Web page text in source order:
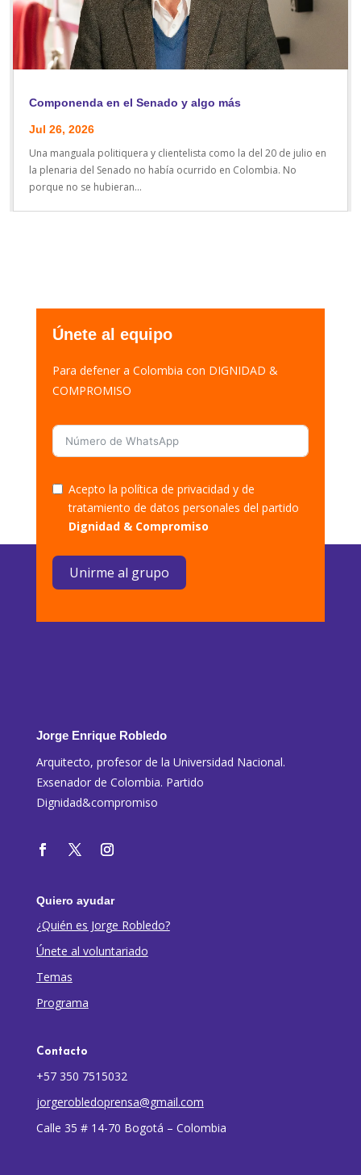
Componenda en el Senado y algo más
Jul 26, 2026
Una manguala politiquera y clientelista como la del 20 de julio en
la plenaria del Senado no había ocurrido en Colombia. No
porque no se hubieran...
Únete al equipo
Para defener a Colombia con DIGNIDAD &
COMPROMISO
Acepto la política de privacidad y de
tratamiento de datos personales del partido
Dignidad & Compromiso
Unirme al grupo
Jorge Enrique Robledo
Arquitecto, profesor de la Universidad Nacional.
Exsenador de Colombia. Partido
Dignidad&compromiso
Quiero ayudar
¿Quién es Jorge Robledo?
Únete al voluntariado
Temas
Programa
Contacto
+57 350 7515032
jorgerobledoprensa@gmail.com
Calle 35 # 14-70 Bogotá – Colombia